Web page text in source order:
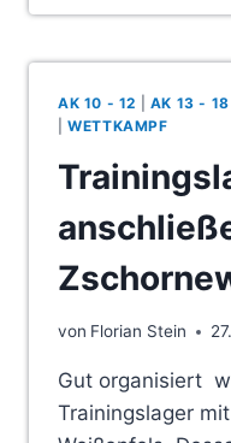
BEIM
RC
ICHT
AK 10 - 12 AK 13 - 18
|WETTKAMPF
von Florian Stein
Gut organisiert
Trainingslager